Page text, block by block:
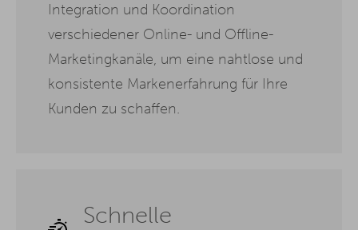
Integration und Koordination
verschiedener Online- und Offline-
Marketingkanäle, um eine nahtlose und
konsistente Markenerfahrung für Ihre
Kunden zu schaffen.
Schnelle